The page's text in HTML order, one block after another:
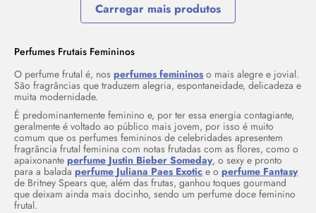
Carregar mais produtos
Perfumes Frutais Femininos
O perfume frutal é, nosperfumes femininos o mais alegre e jovial.
São fragrâncias que traduzem alegria, espontaneidade, delicadeza e
muita modernidade.
É predominantemente feminino e, por ter essa energia contagiante,
geralmente é voltado ao público mais jovem, por isso é muito
comum que os perfumes femininos de celebridades apresentem
fragrância frutal feminina com notas frutadas com as flores, como o
apaixonanteperfume Justin Bieber Someday, o sexy e pronto
para a baladaperfume Juliana Paes Exotic e operfume Fantasy
de Britney Spears que, além das frutas, ganhou toques gourmand
que deixam ainda mais docinho, sendo um perfume doce feminino
frutal.